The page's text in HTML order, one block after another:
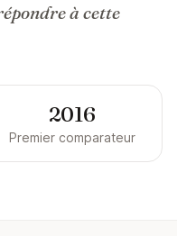
à cette
2016
Premier comparateur